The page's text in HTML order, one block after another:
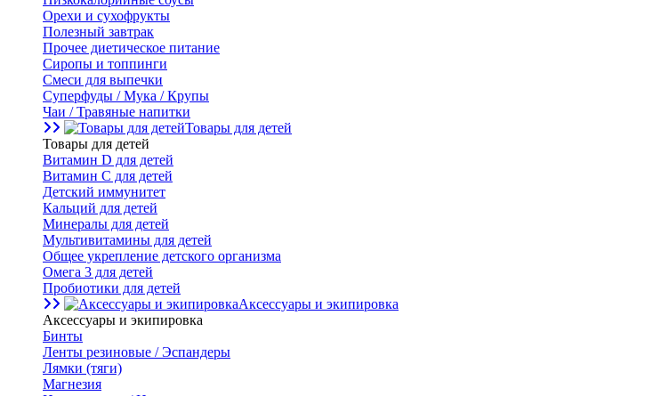
Орехи и сухофрукты
Полезный завтрак
Прочее диетическое питание
Сиропы и топпинги
Смеси для выпечки
Суперфуды / Мука / Крупы
Чаи / Травяные напитки
Товары для детей
Товары для детей
Витамин D для детей
Витамин С для детей
Детский иммунитет
Кальций для детей
Минералы для детей
Мультивитамины для детей
Общее укрепление детского организма
Омега 3 для детей
Пробиотики для детей
Аксессуары и экипировка
Аксессуары и экипировка
Бинты
Ленты резиновые / Эспандеры
Лямки (тяги)
Магнезия